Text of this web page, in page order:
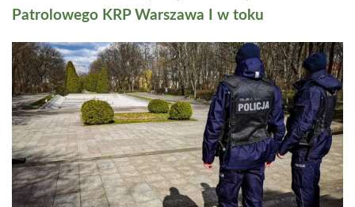
Patrolowego KRP Warszawa I w toku